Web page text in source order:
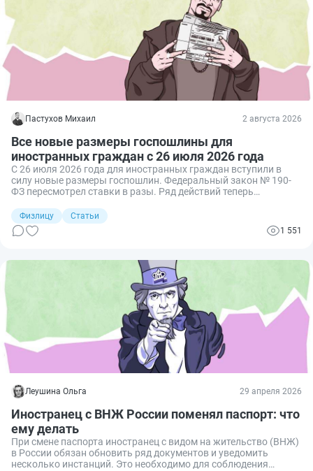
Пастухов Михаил 2 августа 2026
Все новые размеры госпошлины для
иностранных граждан с 26 июля 2026 года
С 26 июля 2026 года для иностранных граждан вступили в
силу новые размеры госпошлин. Федеральный закон № 190-
ФЗ пересмотрел ставки в разы. Ряд действий теперь
изменилось, сколько придётся платить, а кто может не
платить вовсе.
Физлицу
Статьи
1 551
Леушина Ольга 29 апреля 2026
Иностранец с ВНЖ России поменял паспорт: что
ему делать
При смене паспорта иностранец с видом на жительство (ВНЖ)
в России обязан обновить ряд документов и уведомить
несколько инстанций. Это необходимо для соблюдения